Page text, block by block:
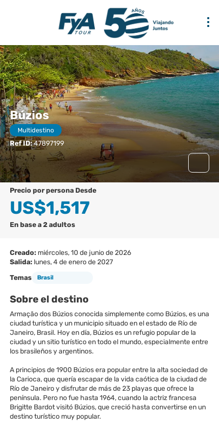
Búzios
Multidestino
Ref ID:47897199
precio por persona Desde
US$1,517
En base a 2 adultos
Creado: miércoles, 10 de junio de 2026
Salida: lunes, 4 de enero de 2027
Temas
Brasil
Sobre el destino
Armação dos Búzios conocida simplemente como Búzios, es una
ciudad turística y un municipio situado en el estado de Río de
Janeiro, Brasil. Hoy en día, Búzios es un refugio popular de la
ciudad y un sitio turístico en todo el mundo, especialmente entre
los brasileños y argentinos.
A principios de 1900 Búzios era popular entre la alta sociedad de
la Carioca, que quería escapar de la vida caótica de la ciudad de
Río de Janeiro y disfrutar de más de 23 playas que ofrece la
península. Pero no fue hasta 1964, cuando la actriz francesa
Brigitte Bardot visitó Búzios, que creció hasta convertirse en un
destino turístico muy popular.